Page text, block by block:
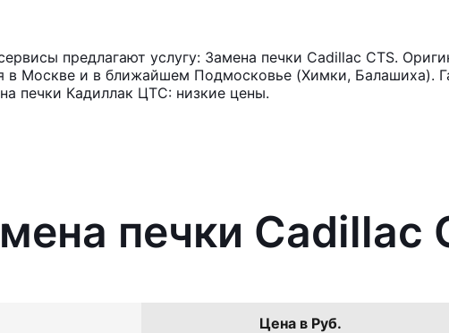
предлагают услугу: Замена печки Cadillac CTS.
в Москве и в ближайшем Подмосковье (Химки, Балашиха).
печки Кадиллак ЦТС: низкие цены.
печки Cadillac
Цена в Руб.